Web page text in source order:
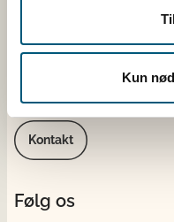
Kun
Betaling til
Åben:
Kontakt
Følg os